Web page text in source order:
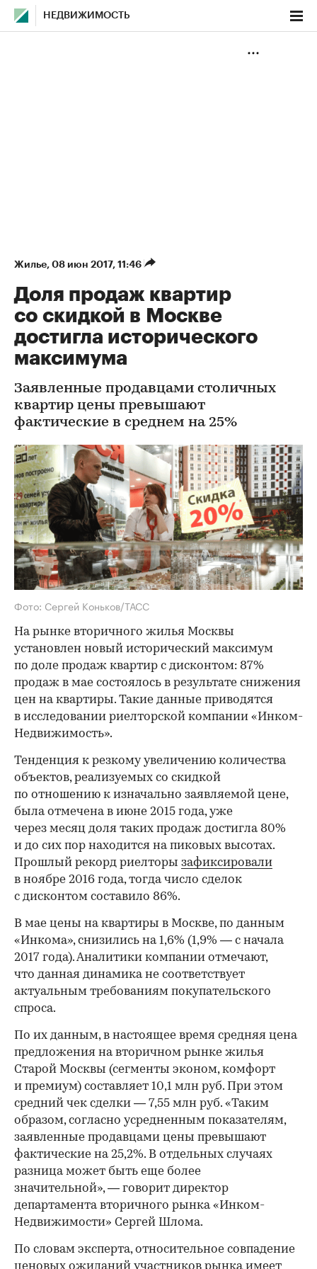
НЕДВИЖИМОСТЬ
Жилье⁠, 08 июн 2017, 11:46
Доля продаж квартир
со скидкой в Москве
достигла исторического
максимума
Заявленные продавцами столичных
квартир цены превышают
фактические в среднем на 25%
Фото: Сергей Коньков/ТАСС
На рынке вторичного жилья Москвы
установлен новый исторический максимум
по доле продаж квартир с дисконтом: 87%
продаж в мае состоялось в результате снижения
цен на квартиры. Такие данные приводятся
в исследовании риелторской компании «Инком-
Недвижимость».
Тенденция к резкому увеличению количества
объектов, реализуемых со скидкой
по отношению к изначально заявляемой цене,
была отмечена в июне 2015 года, уже
через месяц доля таких продаж достигла 80%
и до сих пор находится на пиковых высотах.
Прошлый рекорд риелторы зафиксировали
в ноябре 2016 года, тогда число сделок
с дисконтом составило 86%.
В мае цены на квартиры в Москве, по данным
«Инкома», снизились на 1,6% (1,9% — с начала
2017 года). Аналитики компании отмечают,
что данная динамика не соответствует
актуальным требованиям покупательского
спроса.
По их данным, в настоящее время средняя цена
предложения на вторичном рынке жилья
Старой Москвы (сегменты эконом, комфорт
и премиум) составляет 10,1 млн руб. При этом
средний чек сделки — 7,55 млн руб. «Таким
образом, согласно усредненным показателям,
заявленные продавцами цены превышают
фактические на 25,2%. В отдельных случаях
разница может быть еще более
значительной», — говорит директор
департамента вторичного рынка «Инком-
Недвижимости» Сергей Шлома.
По словам эксперта, относительное совпадение
ценовых ожиданий участников рынка имеет